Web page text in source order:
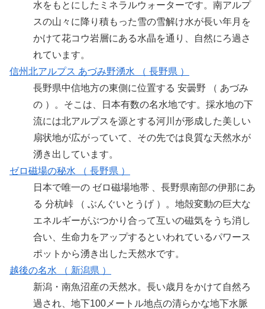
水をもとにしたミネラルウォーターです。南アルプ
スの山々に降り積もった雪の雪解け水が長い年月を
かけて花コウ岩層にある水晶を通り、自然にろ過さ
れています。
信州北アルプス あづみ野湧水 （ 長野県 ）
長野県中信地方の東側に位置する 安曇野 （ あづみ
の ）。そこは、日本有数の名水地です。採水地の下
流には北アルプスを源とする河川が形成した美しい
扇状地が広がっていて、その先では良質な天然水が
湧き出しています。
ゼロ磁場の秘水 （ 長野県 ）
日本で唯一の ゼロ磁場地帯 、長野県南部の伊那にあ
る 分杭峠 （ ぶんぐいとうげ ）。地殻変動の巨大な
エネルギーがぶつかり合って互いの磁気をうち消し
合い、生命力をアップするといわれているパワース
ポットから湧き出した天然水です。
越後の名水 （ 新潟県 ）
新潟・南魚沼産の天然水。長い歳月をかけて自然ろ
過され、地下100メートル地点の清らかな地下水脈